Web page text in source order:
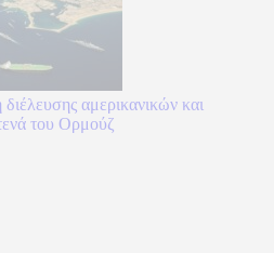
αμερικανικών και
του Ορμούζ